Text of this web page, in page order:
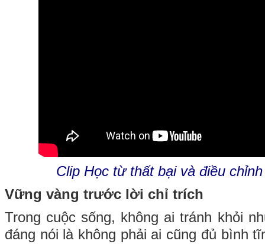
Clip Học từ thất bại và điều
Vững vàng trước lời chỉ trích
Trong cuộc sống, không ai tránh khỏi
đáng nói là không phải ai cũng đủ bình